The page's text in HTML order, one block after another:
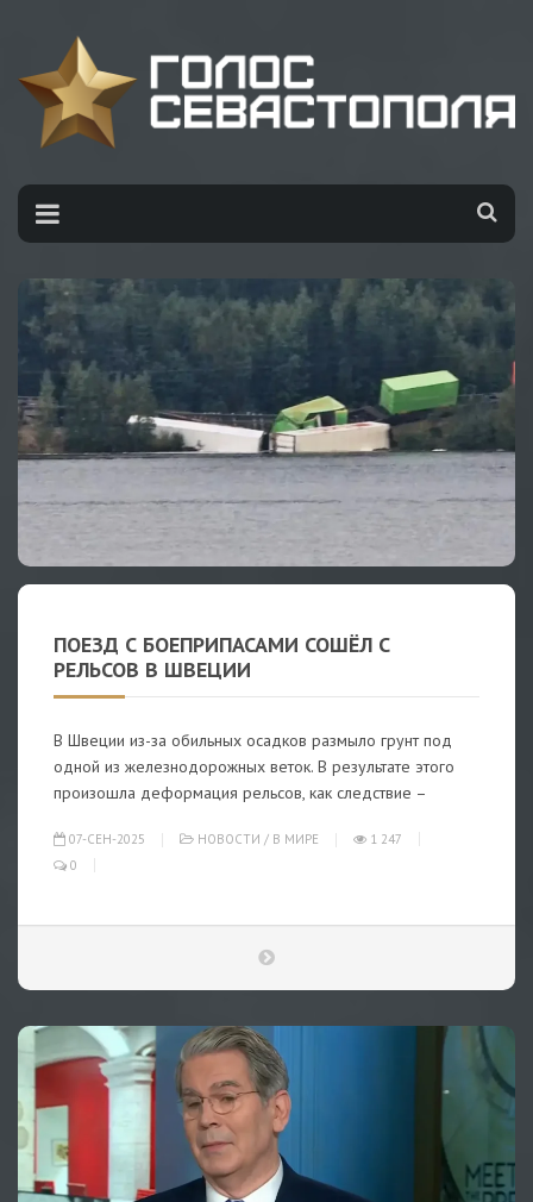
ПОЕЗД С БОЕПРИПАСАМИ СОШЁЛ С
РЕЛЬСОВ В ШВЕЦИИ
В Швеции из-за обильных осадков размыло грунт под
одной из железнодорожных веток. В результате этого
произошла деформация рельсов, как следствие –
07-СЕН-2025 НОВОСТИ / В МИРЕ
1 247
0